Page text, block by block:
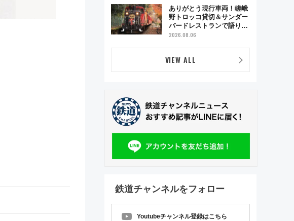
「空席」探しのコツ
ありがとう現行車両！嵯峨
野トロッコ貸切＆サンダー
バードレストランで語り合
う秋の京都 斉藤雪乃＆福
ー」開催
2026.08.06
VIEW ALL
鉄道チャンネルをフォロー
Youtubeチャンネル登録はこちら